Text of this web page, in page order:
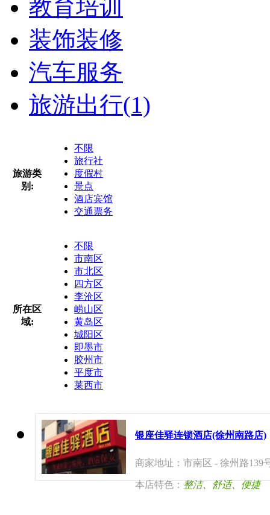
教育培训
装饰装修
汽车服务
旅游出行(1)
旅游类
别:
不限
旅行社
度假村
景点
酒店宾馆
交通票务
所在区
域:
不限
市南区
市北区
四方区
李沧区
崂山区
黄岛区
城阳区
即墨市
胶州市
平度市
莱西市
银座佳驿连锁酒店(徐州南路店)
商家地址：市南区 - 徐州路139
本店特色： 整洁、舒适、便捷